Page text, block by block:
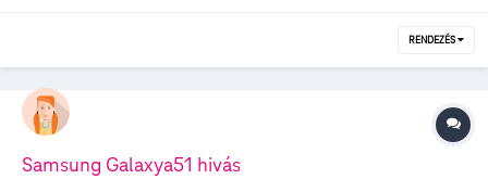
RENDEZÉS
Samsung Galaxya51 hivás